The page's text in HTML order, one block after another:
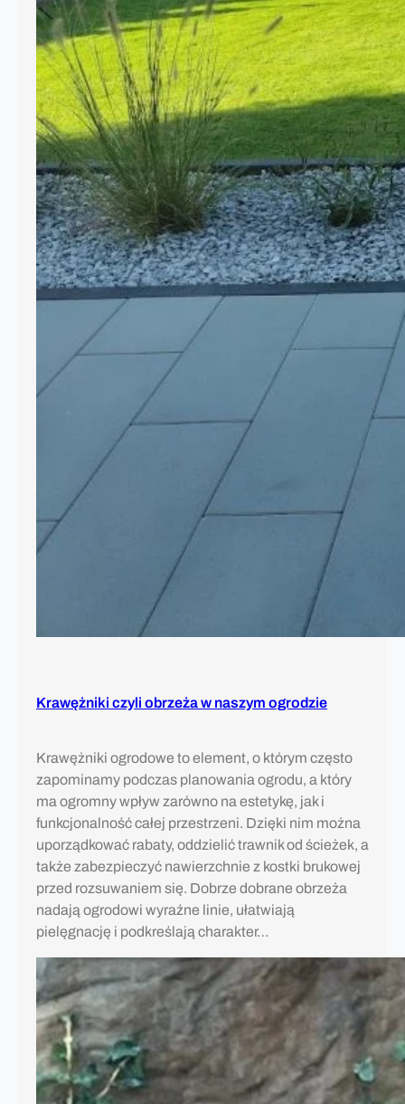
Krawężniki czyli obrzeża w naszym ogrodzie
Krawężniki ogrodowe to element, o którym często
zapominamy podczas planowania ogrodu, a który
ma ogromny wpływ zarówno na estetykę, jak i
funkcjonalność całej przestrzeni. Dzięki nim można
uporządkować rabaty, oddzielić trawnik od ścieżek, a
także zabezpieczyć nawierzchnie z kostki brukowej
przed rozsuwaniem się. Dobrze dobrane obrzeża
nadają ogrodowi wyraźne linie, ułatwiają
pielęgnację i podkreślają charakter…